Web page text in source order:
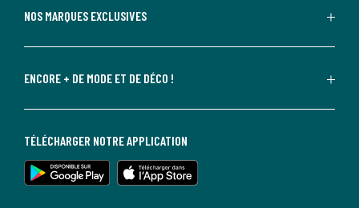
NOS MARQUES EXCLUSIVES
ENCORE + DE MODE ET DE DÉCO !
TÉLÉCHARGER NOTRE APPLICATION